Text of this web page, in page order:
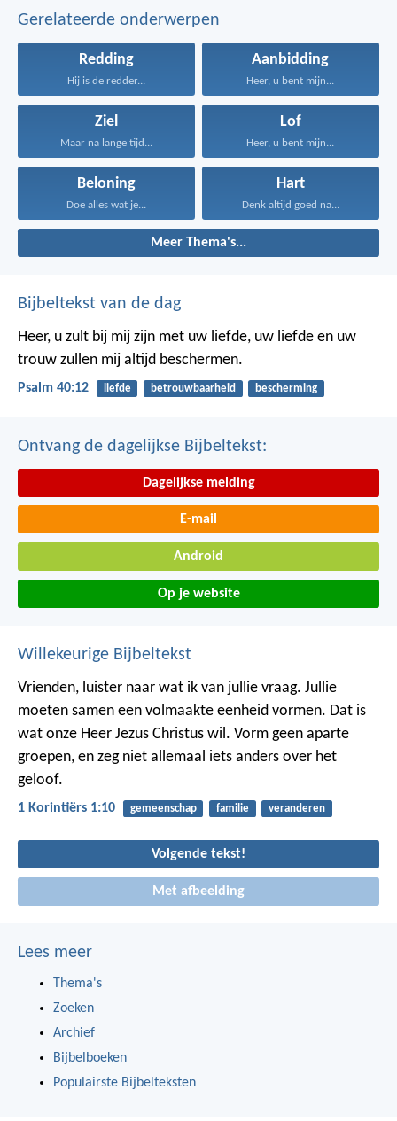
Gerelateerde onderwerpen
Redding
Hij is de redder...
Aanbidding
Heer, u bent mijn...
Ziel
Maar na lange tijd...
Lof
Heer, u bent mijn...
Beloning
Doe alles wat je...
Hart
Denk altijd goed na...
Meer Thema's...
Bijbeltekst van de dag
Heer, u zult bij mij zijn met uw liefde, uw liefde en uw
trouw zullen mij altijd beschermen.
Psalm 40:12 liefde betrouwbaarheid bescherming
Ontvang de dagelijkse Bijbeltekst:
Dagelijkse melding
E-mail
Android
Op je website
Willekeurige Bijbeltekst
Vrienden, luister naar wat ik van jullie vraag. Jullie
moeten samen een volmaakte eenheid vormen. Dat is
wat onze Heer Jezus Christus wil. Vorm geen aparte
groepen, en zeg niet allemaal iets anders over het
geloof.
1 Korintiërs 1:10 gemeenschap familie veranderen
Volgende tekst!
Met afbeelding
Lees meer
Thema's
Zoeken
Archief
Bijbelboeken
Populairste Bijbelteksten